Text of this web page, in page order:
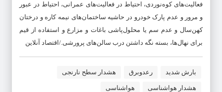
فعالیت‌های کوه‌نوردی، احتیاط در فعالیت‌های عمرانی، احتیاط در عبور
و مرور و عدم پارک خودرو در حاشیه ساختمان‌های نیمه کاره و درختان
کهن‌سال و عدم سم یا محلول‌پاشی باغات و مزارع و استفاده از قیم
برای نهال‌ها، بسته نگه داشتن درب سالن‌های پرورشی./اقتصاد آنلاین
بارش شدید رعدوبرق هشدار سطح نارنجی
هشدار هواشناسی هواشناسی